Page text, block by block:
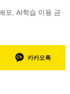
포, AI학습 이용 금
카카오톡